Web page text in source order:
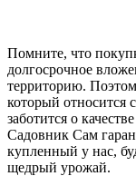
Помните, что
долгосрочное
территорию.
который относится
заботится о
Садовник Сам
купленный у нас,
щедрый урожай.